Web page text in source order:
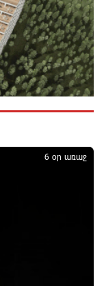
այն
Ավետիսյան
22 ժամ առաջ
23 ժամ առաջ
են
Մերցի
6 օր առաջ